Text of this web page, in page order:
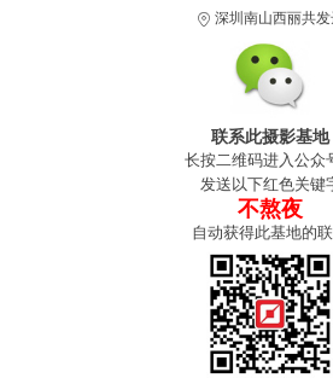
深圳南山西丽共发
联系此摄影基地
长按二维码进入公众
发送以下红色关键
不熬夜
自动获得此基地的